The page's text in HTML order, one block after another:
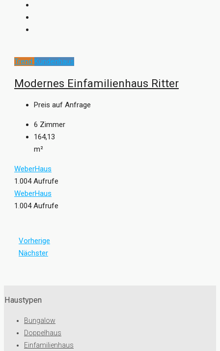
Trend Kundenhaus
Modernes Einfamilienhaus Ritter
Preis auf Anfrage
6 Zimmer
164,13
m²
WeberHaus
1.004 Aufrufe
WeberHaus
1.004 Aufrufe
Vorherige
Nächster
Haustypen
Bungalow
Doppelhaus
Einfamilienhaus